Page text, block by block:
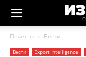
Почетна Вести
Вести Еxport Intelligence